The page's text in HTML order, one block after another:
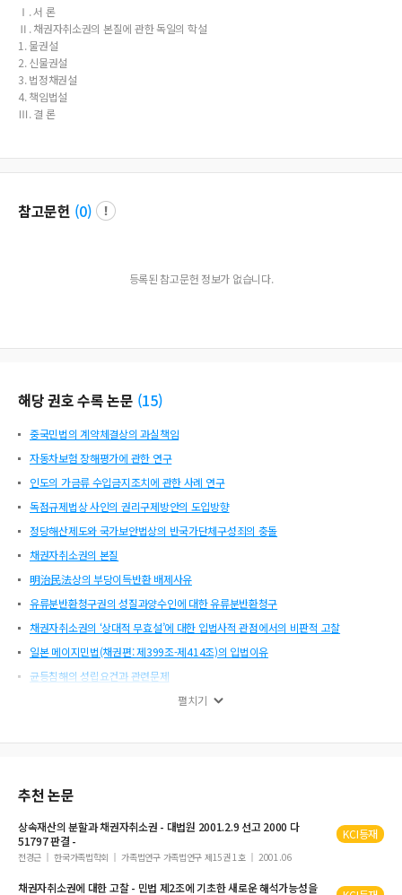
t of revocation cannot be discussed without Article 407 of the Civil Act. It woul
d be inadequate for protecting the obligor’s other obligee to make the compu
lsory execution possible without recovering the original property to the obligo
r. So, it can make legal relation of many interested parties clear and simple to c
laim the declaration of the revocation and recover the original property to the
obligor by the revocation by exercising the obligee s right of revocation.
Ⅰ. 서 론
Ⅱ. 채권자취소권의 본질에 관한 독일의 학설
1. 물권설
2. 신물권설
3. 법정채권설
4. 책임법설
Ⅲ. 결 론
참고문헌 (0)
등록된 참고문헌 정보가 없습니다.
해당 권호 수록 논문 (15)
중국민법의 계약체결상의 과실책임
자동차보험 장해평가에 관한 연구
인도의 가금류 수입금지조치에 관한 사례 연구
독점규제법상 사인의 권리구제방안의 도입방향
정당해산제도와 국가보안법상의 반국가단체구성죄의 충돌
채권자취소권의 본질
明治民法상의 부당이득반환 배제사유
유류분반환청구권의 성질과양수인에 대한 유류분반환청구
채권자취소권의 ‘상대적 무효설’에 대한 입법사적 관점에서의 비판적 고찰
일본 메이지민법(채권편: 제399조-제414조)의 입법이유
균등침해의 성립요건과 관련문제
펼치기
추천 논문
상속재산의 분할과채권자취소권 - 대법원 2001.2.9 선고 2000 다
51797 판결 -
KCI등재
전경근 한국가족법학회 가족법연구 가족법연구 제15권 1호 2001.06
채권자취소권에 대한 고찰 - 민법 제2조에 기초한 새로운 해석가능성을